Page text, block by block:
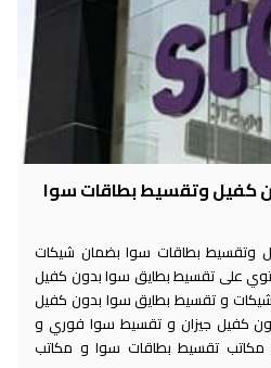
كفيل وتقسيط بطاقات سوا
وتقسيط بطاقات سوا بضمان شيكات
على تقسيط بطايق سوا بدون كفيل
و تقسيط بطايق سوا بدون كفيل
كفيل جيزان و تقسيط سوا فوري و
تقسيط بطاقات سوا و مكاتب